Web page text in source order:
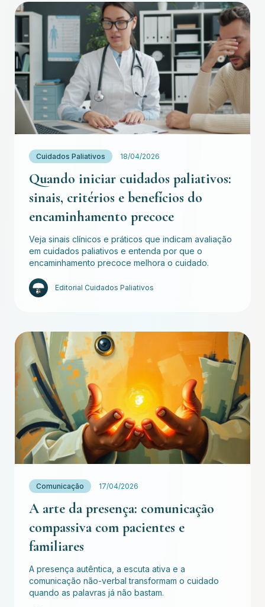
Cuidados Paliativos 18/04/2026
Quando iniciar cuidados paliativos:
sinais, critérios e benefícios do
encaminhamento precoce
Veja sinais clínicos e práticos que indicam avaliação
em cuidados paliativos e entenda por que o
encaminhamento precoce melhora o cuidado.
Editorial Cuidados Paliativos
Comunicação 17/04/2026
A arte da presença: comunicação
compassiva com pacientes e
familiares
A presença autêntica, a escuta ativa e a
comunicação não-verbal transformam o cuidado
quando as palavras já não bastam.